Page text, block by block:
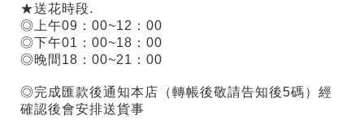
★送花時段.
◎上午09：00~12：00
◎下午01：00~18：00
◎晚間18：00~21：00
◎完成匯款後通知本店（轉帳後敬請告知後5碼） 經
確認後會安排送貨事